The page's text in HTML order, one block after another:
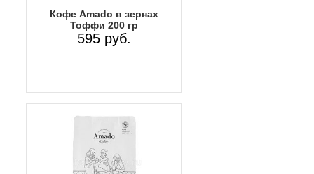
Кофе Amado в зернах
Тоффи 200 гр
595 руб.